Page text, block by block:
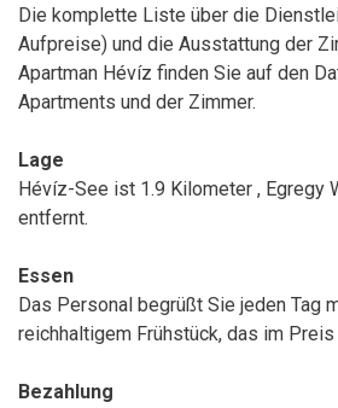
Die komplette Liste über die
Aufpreise) und die Ausstattung der
Apartman Hévíz finden Sie auf den
Apartments und der Zimmer.
Lage
Hévíz-See ist 1.9 Kilometer , Egregy
entfernt.
Essen
Das Personal begrüßt Sie jeden Tag
reichhaltigem Frühstück, das im
Bezahlung